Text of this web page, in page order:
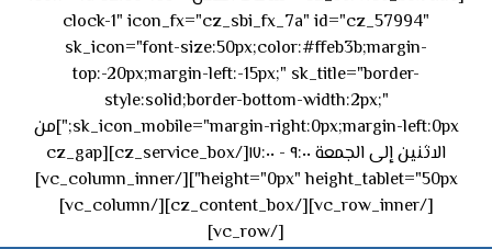
clock-1" icon_fx="cz_sbi_fx_7a" id="cz_57994"
sk_icon="font-size:50px;color:#ffeb3b;margin-
top:-20px;margin-left:-15px;" sk_title="border-
style:solid;border-bottom-width:2px;"
sk_icon_mobile="margin-right:0px;margin-left:0px;"]من
الاثنين إلى الجمعة ٩:٠٠ - ١٧:٠٠[/cz_service_box][cz_gap
height="0px" height_tablet="50px"][/vc_column_inner]
[/vc_row_inner][/cz_content_box][/vc_column]
[/vc_row]